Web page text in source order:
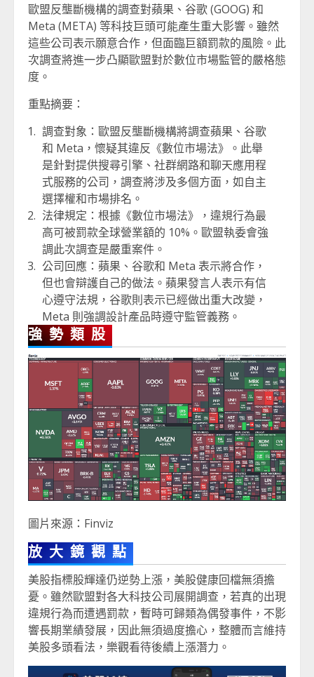
歐盟反壟斷機構的調查對蘋果、谷歌 (GOOG) 和
Meta (META) 等科技巨頭可能產生重大影響。雖然
這些公司表示願意合作，但面臨巨額罰款的風險。此
次調查將進一步凸顯歐盟對於數位市場監管的嚴格態
度。
重點摘要：
調查對象：歐盟反壟斷機構將調查蘋果、谷歌
和 Meta，懷疑其違反《數位市場法》。此舉
是針對提供搜尋引擎、社群網路和聊天應用程
式服務的公司，調查將涉及多個方面，如自主
選擇權和市場排名。
法律規定：根據《數位市場法》，違規行為最
高可被罰款全球營業額的 10%。歐盟執委會強
調此次調查是嚴重案件。
公司回應：蘋果、谷歌和 Meta 表示將合作，
但也會辯護自己的做法。蘋果發言人表示有信
心遵守法規，谷歌則表示已經做出重大改變，
Meta 則強調設計產品時遵守監管義務。
強勢類股
圖片來源：Finviz
放大鏡觀點
美股指標股輝達仍逆勢上漲，美股健康回檔無須擔
憂。雖然歐盟對各大科技公司展開調查，若真的出現
違規行為而遭遇罰款，暫時可歸類為偶發事件，不影
響長期業績發展，因此無須過度擔心，整體而言維持
美股多頭看法，樂觀看待後續上漲潛力。